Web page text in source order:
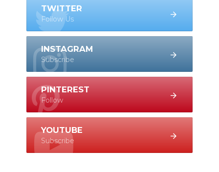
TWITTER
Follow Us
INSTAGRAM
Subscribe
PINTEREST
Follow
YOUTUBE
Subscribe